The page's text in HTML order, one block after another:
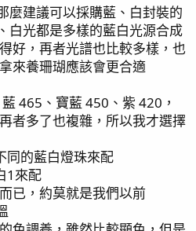
麼建議可以採購藍、白封裝的
白光都是多樣的藍白光源合成
好，再者光譜也比較多樣，也
來養珊瑚應該會更合適
465、寶藍 450、紫 420，
者多了也複雜，所以我才選擇
同的藍白燈珠來配
1來配
已，約莫就是我們以前